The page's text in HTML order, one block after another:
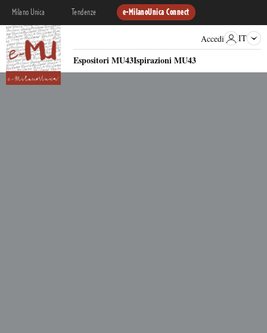
Milano Unica Tendenze e-MilanoUnica Connect
Espositori MU43Ispirazioni MU43
Accedi IT